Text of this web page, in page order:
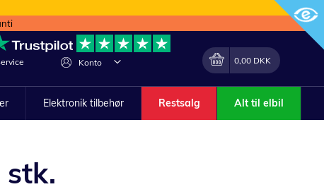
Konto
Lave
Min indkøbskurv
0,00 DKK
Elektronik tilbehør Restsalg Alt til elbil
stk.